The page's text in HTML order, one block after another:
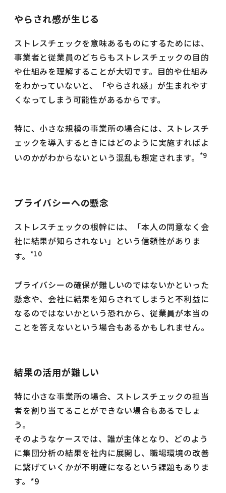
やらされ感が生じる
ストレスチェックを意味あるものにするためには、
事業者と従業員のどちらもストレスチェックの目的
や仕組みを理解することが大切です。目的や仕組み
をわかっていないと、「やらされ感」が生まれやす
くなってしまう可能性があるからです。
特に、小さな規模の事業所の場合には、ストレスチ
ェックを導入するときにはどのように実施すればよ
いのかがわからないという混乱も想定されます。
*9
プライバシーへの懸念
ストレスチェックの根幹には、「本人の同意なく会
社に結果が知らされない」という信頼性がありま
す。
*10
プライバシーの確保が難しいのではないかといった
懸念や、会社に結果を知らされてしまうと不利益に
なるのではないかという恐れから、従業員が本当の
ことを答えないという場合もあるかもしれません。
結果の活用が難しい
特に小さな事業所の場合、ストレスチェックの担当
者を割り当てることができない場合もあるでしょ
う。
そのようなケースでは、誰が主体となり、どのよう
に集団分析の結果を社内に展開し、職場環境の改善
に繋げていくかが不明確になるという課題もありま
す。*9